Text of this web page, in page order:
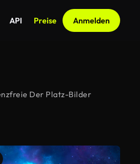
API Preise Anmelden
Der Platz-Bilder